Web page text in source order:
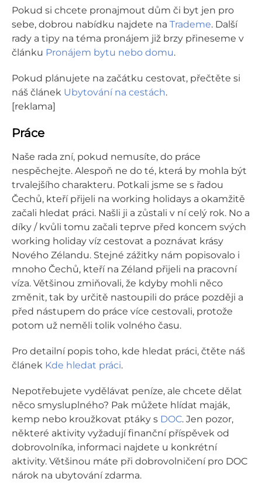
Pokud si chcete pronajmout dům či byt jen pro
sebe, dobrou nabídku najdete na Trademe. Další
rady a tipy na téma pronájem již brzy přineseme v
článku Pronájem bytu nebo domu.
Pokud plánujete na začátku cestovat, přečtěte si
náš článek Ubytování na cestách.
[reklama]
Práce
Naše rada zní, pokud nemusíte, do práce
nespěchejte. Alespoň ne do té, která by mohla být
trvalejšího charakteru. Potkali jsme se s řadou
Čechů, kteří přijeli na working holidays a okamžitě
začali hledat práci. Našli ji a zůstali v ní celý rok. No a
díky / kvůli tomu začali teprve před koncem svých
working holiday víz cestovat a poznávat krásy
Nového Zélandu. Stejné zážitky nám popisovalo i
mnoho Čechů, kteří na Zéland přijeli na pracovní
víza. Většinou zmiňovali, že kdyby mohli něco
změnit, tak by určitě nastoupili do práce později a
před nástupem do práce více cestovali, protože
potom už neměli tolik volného času.
Pro detailní popis toho, kde hledat práci, čtěte náš
článek Kde hledat práci.
Nepotřebujete vydělávat peníze, ale chcete dělat
něco smysluplného? Pak můžete hlídat maják,
kemp nebo kroužkovat ptáky s DOC. Jen pozor,
některé aktivity vyžadují finanční příspěvek od
dobrovolníka, informaci najdete u konkrétní
aktivity. Většinou máte při dobrovolničení pro DOC
nárok na ubytování zdarma.